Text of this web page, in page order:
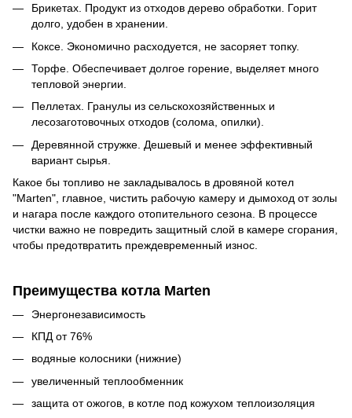
Брикетах. Продукт из отходов дерево обработки. Горит
долго, удобен в хранении.
Коксе. Экономично расходуется, не засоряет топку.
Торфе. Обеспечивает долгое горение, выделяет много
тепловой энергии.
Пеллетах. Гранулы из сельскохозяйственных и
лесозаготовочных отходов (солома, опилки).
Деревянной стружке. Дешевый и менее эффективный
вариант сырья.
Какое бы топливо не закладывалось в дровяной котел
"Marten", главное, чистить рабочую камеру и дымоход от золы
и нагара после каждого отопительного сезона. В процессе
чистки важно не повредить защитный слой в камере сгорания,
чтобы предотвратить преждевременный износ.
Преимущества котла Marten
Энергонезависимость
КПД от 76%
водяные колосники (нижние)
увеличенный теплообменник
защита от ожогов, в котле под кожухом теплоизоляция